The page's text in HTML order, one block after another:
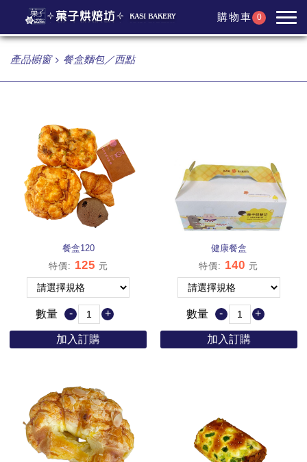
購物車 0
產品櫥窗 餐盒麵包／西點
餐盒120
特價: 125 元
數量 - +
加入訂購
健康餐盒
特價: 140 元
數量 - +
加入訂購